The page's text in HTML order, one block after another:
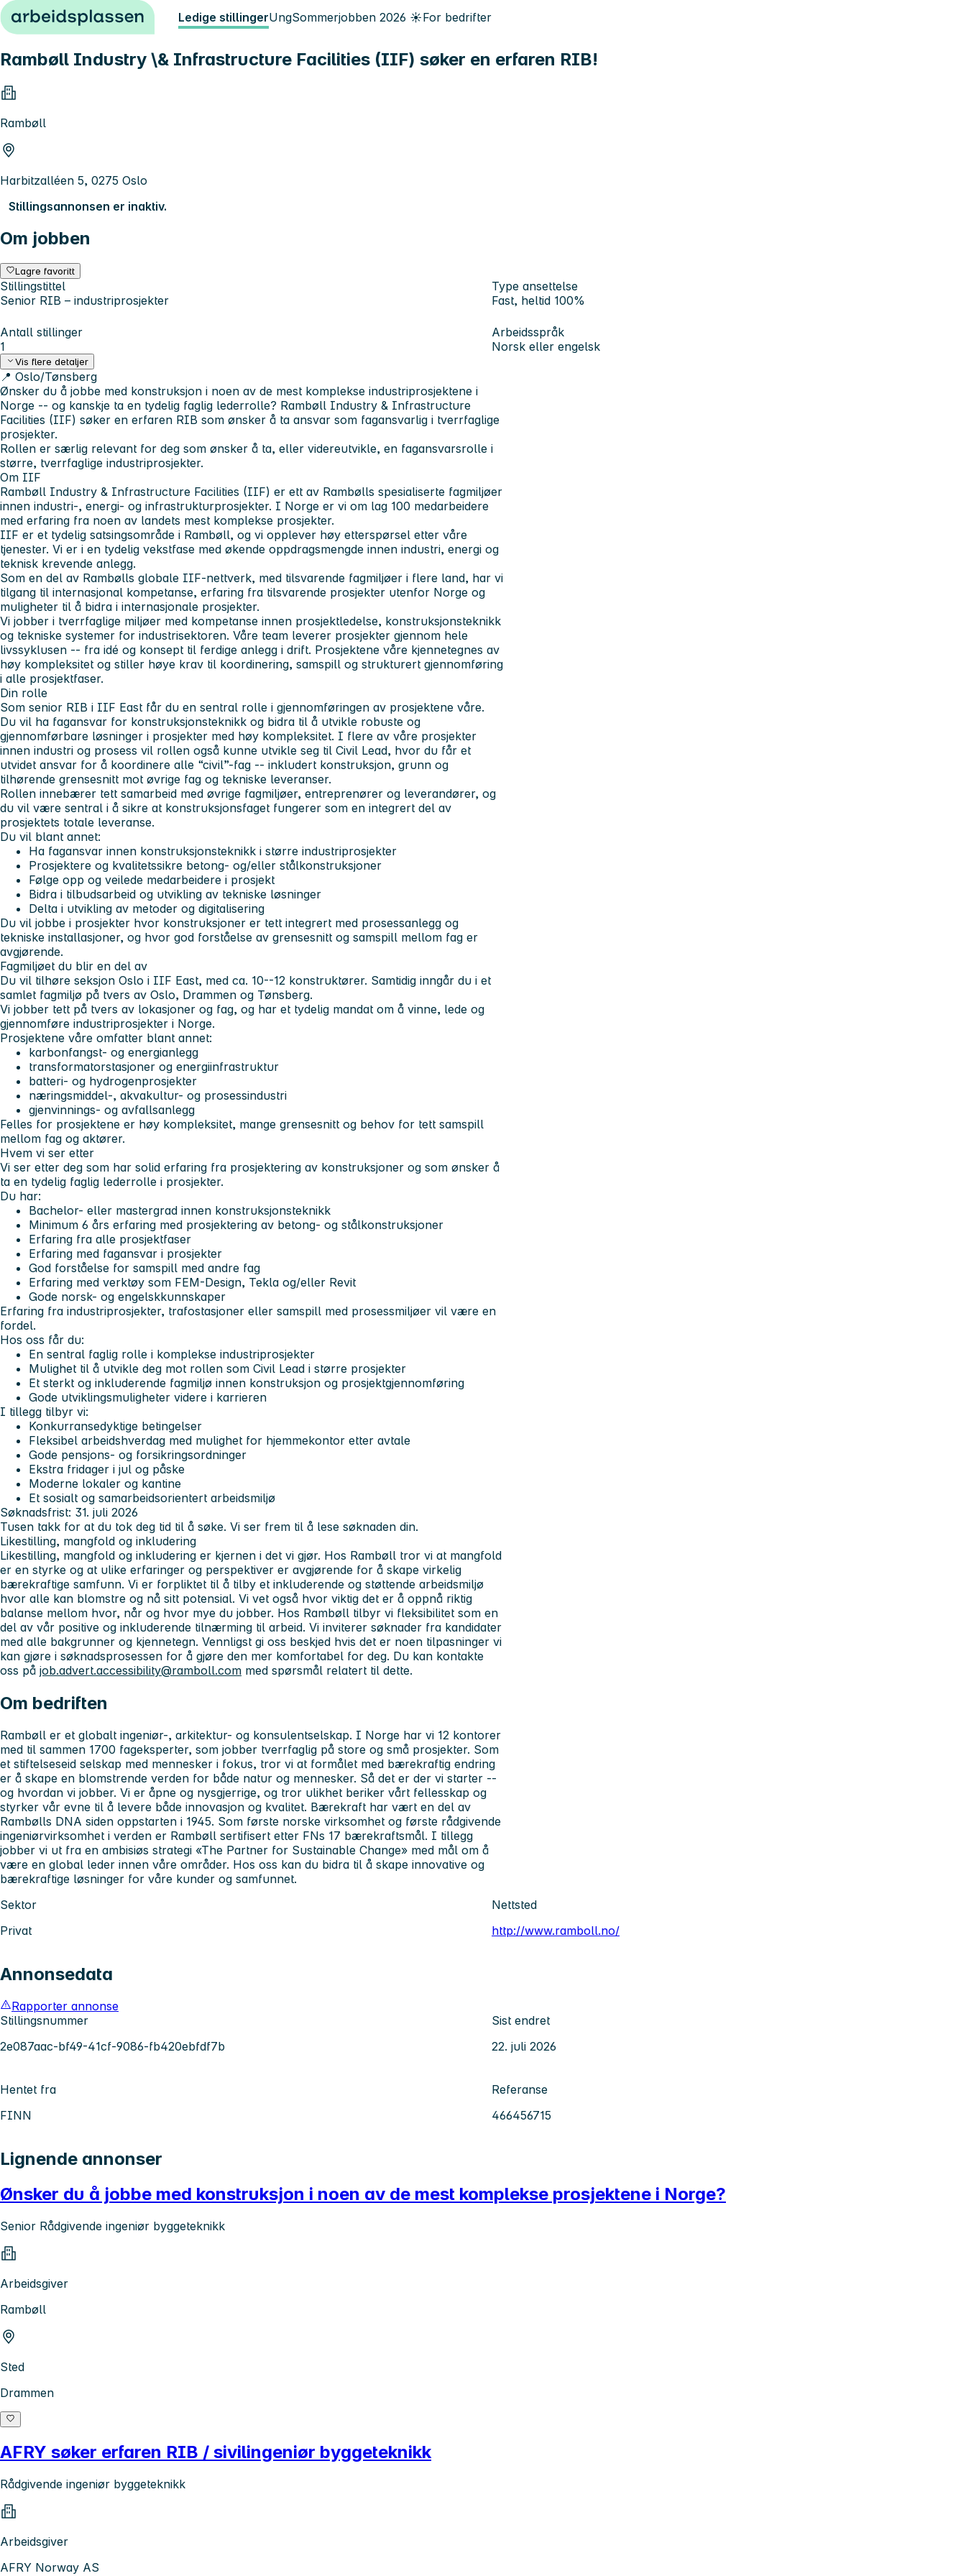
Hopp til innhold Ledige stillingerUngSommerjobben 2026 ☀️For bedrifter
Rambøll Industry \& Infrastructure Facilities (IIF) søker en erfaren RIB!
Rambøll
Harbitzalléen 5, 0275 Oslo
Stillingsannonsen er inaktiv.
Om jobben
Lagre favoritt
Stillingstittel
Senior RIB – industriprosjekter
Type ansettelse
Fast, heltid 100%
Antall stillinger
1
Arbeidsspråk
Norsk eller engelsk
Vis flere detaljer
📍 Oslo/Tønsberg
Ønsker du å jobbe med konstruksjon i noen av de mest komplekse industriprosjektene i
Norge -- og kanskje ta en tydelig faglig lederrolle? Rambøll Industry & Infrastructure
Facilities (IIF) søker en erfaren RIB som ønsker å ta ansvar som fagansvarlig i tverrfaglige
prosjekter.
Rollen er særlig relevant for deg som ønsker å ta, eller videreutvikle, en fagansvarsrolle i
større, tverrfaglige industriprosjekter.
Om IIF
Rambøll Industry & Infrastructure Facilities (IIF) er ett av Rambølls spesialiserte fagmiljøer
innen industri-, energi- og infrastrukturprosjekter. I Norge er vi om lag 100 medarbeidere
med erfaring fra noen av landets mest komplekse prosjekter.
IIF er et tydelig satsingsområde i Rambøll, og vi opplever høy etterspørsel etter våre
tjenester. Vi er i en tydelig vekstfase med økende oppdragsmengde innen industri, energi og
teknisk krevende anlegg.
Som en del av Rambølls globale IIF-nettverk, med tilsvarende fagmiljøer i flere land, har vi
tilgang til internasjonal kompetanse, erfaring fra tilsvarende prosjekter utenfor Norge og
muligheter til å bidra i internasjonale prosjekter.
Vi jobber i tverrfaglige miljøer med kompetanse innen prosjektledelse, konstruksjonsteknikk
og tekniske systemer for industrisektoren. Våre team leverer prosjekter gjennom hele
livssyklusen -- fra idé og konsept til ferdige anlegg i drift. Prosjektene våre kjennetegnes av
høy kompleksitet og stiller høye krav til koordinering, samspill og strukturert gjennomføring
i alle prosjektfaser.
Din rolle
Som senior RIB i IIF East får du en sentral rolle i gjennomføringen av prosjektene våre.
Du vil ha fagansvar for konstruksjonsteknikk og bidra til å utvikle robuste og
gjennomførbare løsninger i prosjekter med høy kompleksitet. I flere av våre prosjekter
innen industri og prosess vil rollen også kunne utvikle seg til Civil Lead, hvor du får et
utvidet ansvar for å koordinere alle “civil”-fag -- inkludert konstruksjon, grunn og
tilhørende grensesnitt mot øvrige fag og tekniske leveranser.
Rollen innebærer tett samarbeid med øvrige fagmiljøer, entreprenører og leverandører, og
du vil være sentral i å sikre at konstruksjonsfaget fungerer som en integrert del av
prosjektets totale leveranse.
Du vil blant annet:
Ha fagansvar innen konstruksjonsteknikk i større industriprosjekter
Prosjektere og kvalitetssikre betong- og/eller stålkonstruksjoner
Følge opp og veilede medarbeidere i prosjekt
Bidra i tilbudsarbeid og utvikling av tekniske løsninger
Delta i utvikling av metoder og digitalisering
Du vil jobbe i prosjekter hvor konstruksjoner er tett integrert med prosessanlegg og
tekniske installasjoner, og hvor god forståelse av grensesnitt og samspill mellom fag er
avgjørende.
Fagmiljøet du blir en del av
Du vil tilhøre seksjon Oslo i IIF East, med ca. 10--12 konstruktører. Samtidig inngår du i et
samlet fagmiljø på tvers av Oslo, Drammen og Tønsberg.
Vi jobber tett på tvers av lokasjoner og fag, og har et tydelig mandat om å vinne, lede og
gjennomføre industriprosjekter i Norge.
Prosjektene våre omfatter blant annet:
karbonfangst- og energianlegg
transformatorstasjoner og energiinfrastruktur
batteri- og hydrogenprosjekter
næringsmiddel-, akvakultur- og prosessindustri
gjenvinnings- og avfallsanlegg
Felles for prosjektene er høy kompleksitet, mange grensesnitt og behov for tett samspill
mellom fag og aktører.
Hvem vi ser etter
Vi ser etter deg som har solid erfaring fra prosjektering av konstruksjoner og som ønsker å
ta en tydelig faglig lederrolle i prosjekter.
Du har:
Bachelor- eller mastergrad innen konstruksjonsteknikk
Minimum 6 års erfaring med prosjektering av betong- og stålkonstruksjoner
Erfaring fra alle prosjektfaser
Erfaring med fagansvar i prosjekter
God forståelse for samspill med andre fag
Erfaring med verktøy som FEM-Design, Tekla og/eller Revit
Gode norsk- og engelskkunnskaper
Erfaring fra industriprosjekter, trafostasjoner eller samspill med prosessmiljøer vil være en
fordel.
Hos oss får du:
En sentral faglig rolle i komplekse industriprosjekter
Mulighet til å utvikle deg mot rollen som Civil Lead i større prosjekter
Et sterkt og inkluderende fagmiljø innen konstruksjon og prosjektgjennomføring
Gode utviklingsmuligheter videre i karrieren
I tillegg tilbyr vi:
Konkurransedyktige betingelser
Fleksibel arbeidshverdag med mulighet for hjemmekontor etter avtale
Gode pensjons- og forsikringsordninger
Ekstra fridager i jul og påske
Moderne lokaler og kantine
Et sosialt og samarbeidsorientert arbeidsmiljø
Søknadsfrist: 31. juli 2026
Tusen takk for at du tok deg tid til å søke. Vi ser frem til å lese søknaden din.
Likestilling, mangfold og inkludering
Likestilling, mangfold og inkludering er kjernen i det vi gjør. Hos Rambøll tror vi at mangfold
er en styrke og at ulike erfaringer og perspektiver er avgjørende for å skape virkelig
bærekraftige samfunn. Vi er forpliktet til å tilby et inkluderende og støttende arbeidsmiljø
hvor alle kan blomstre og nå sitt potensial. Vi vet også hvor viktig det er å oppnå riktig
balanse mellom hvor, når og hvor mye du jobber. Hos Rambøll tilbyr vi fleksibilitet som en
del av vår positive og inkluderende tilnærming til arbeid. Vi inviterer søknader fra kandidater
med alle bakgrunner og kjennetegn. Vennligst gi oss beskjed hvis det er noen tilpasninger vi
kan gjøre i søknadsprosessen for å gjøre den mer komfortabel for deg. Du kan kontakte
oss på job.advert.accessibility@ramboll.com med spørsmål relatert til dette.
Om bedriften
Rambøll er et globalt ingeniør-, arkitektur- og konsulentselskap. I Norge har vi 12 kontorer
med til sammen 1700 fageksperter, som jobber tverrfaglig på store og små prosjekter. Som
et stiftelseseid selskap med mennesker i fokus, tror vi at formålet med bærekraftig endring
er å skape en blomstrende verden for både natur og mennesker. Så det er der vi starter --
og hvordan vi jobber. Vi er åpne og nysgjerrige, og tror ulikhet beriker vårt fellesskap og
styrker vår evne til å levere både innovasjon og kvalitet. Bærekraft har vært en del av
Rambølls DNA siden oppstarten i 1945. Som første norske virksomhet og første rådgivende
ingeniørvirksomhet i verden er Rambøll sertifisert etter FNs 17 bærekraftsmål. I tillegg
jobber vi ut fra en ambisiøs strategi «The Partner for Sustainable Change» med mål om å
være en global leder innen våre områder. Hos oss kan du bidra til å skape innovative og
bærekraftige løsninger for våre kunder og samfunnet.
Sektor
Privat
Nettsted
http://www.ramboll.no/
Annonsedata
Rapporter annonse
Stillingsnummer
2e087aac-bf49-41cf-9086-fb420ebfdf7b
Sist endret
22. juli 2026
Hentet fra
FINN
Referanse
466456715
Lignende annonser
Ønsker du å jobbe med konstruksjon i noen av de mest komplekse prosjektene i Norge?
Senior Rådgivende ingeniør byggeteknikk
Arbeidsgiver
Rambøll
Sted
Drammen
AFRY søker erfaren RIB / sivilingeniør byggeteknikk
Rådgivende ingeniør byggeteknikk
Arbeidsgiver
AFRY Norway AS